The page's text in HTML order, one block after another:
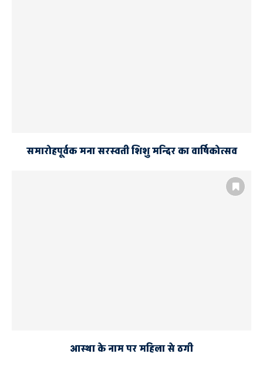
समारोहपूर्वक मना सरस्वती शिशु मन्दिर का वार्षिकोत्सव
आस्था के नाम पर महिला से ठगी